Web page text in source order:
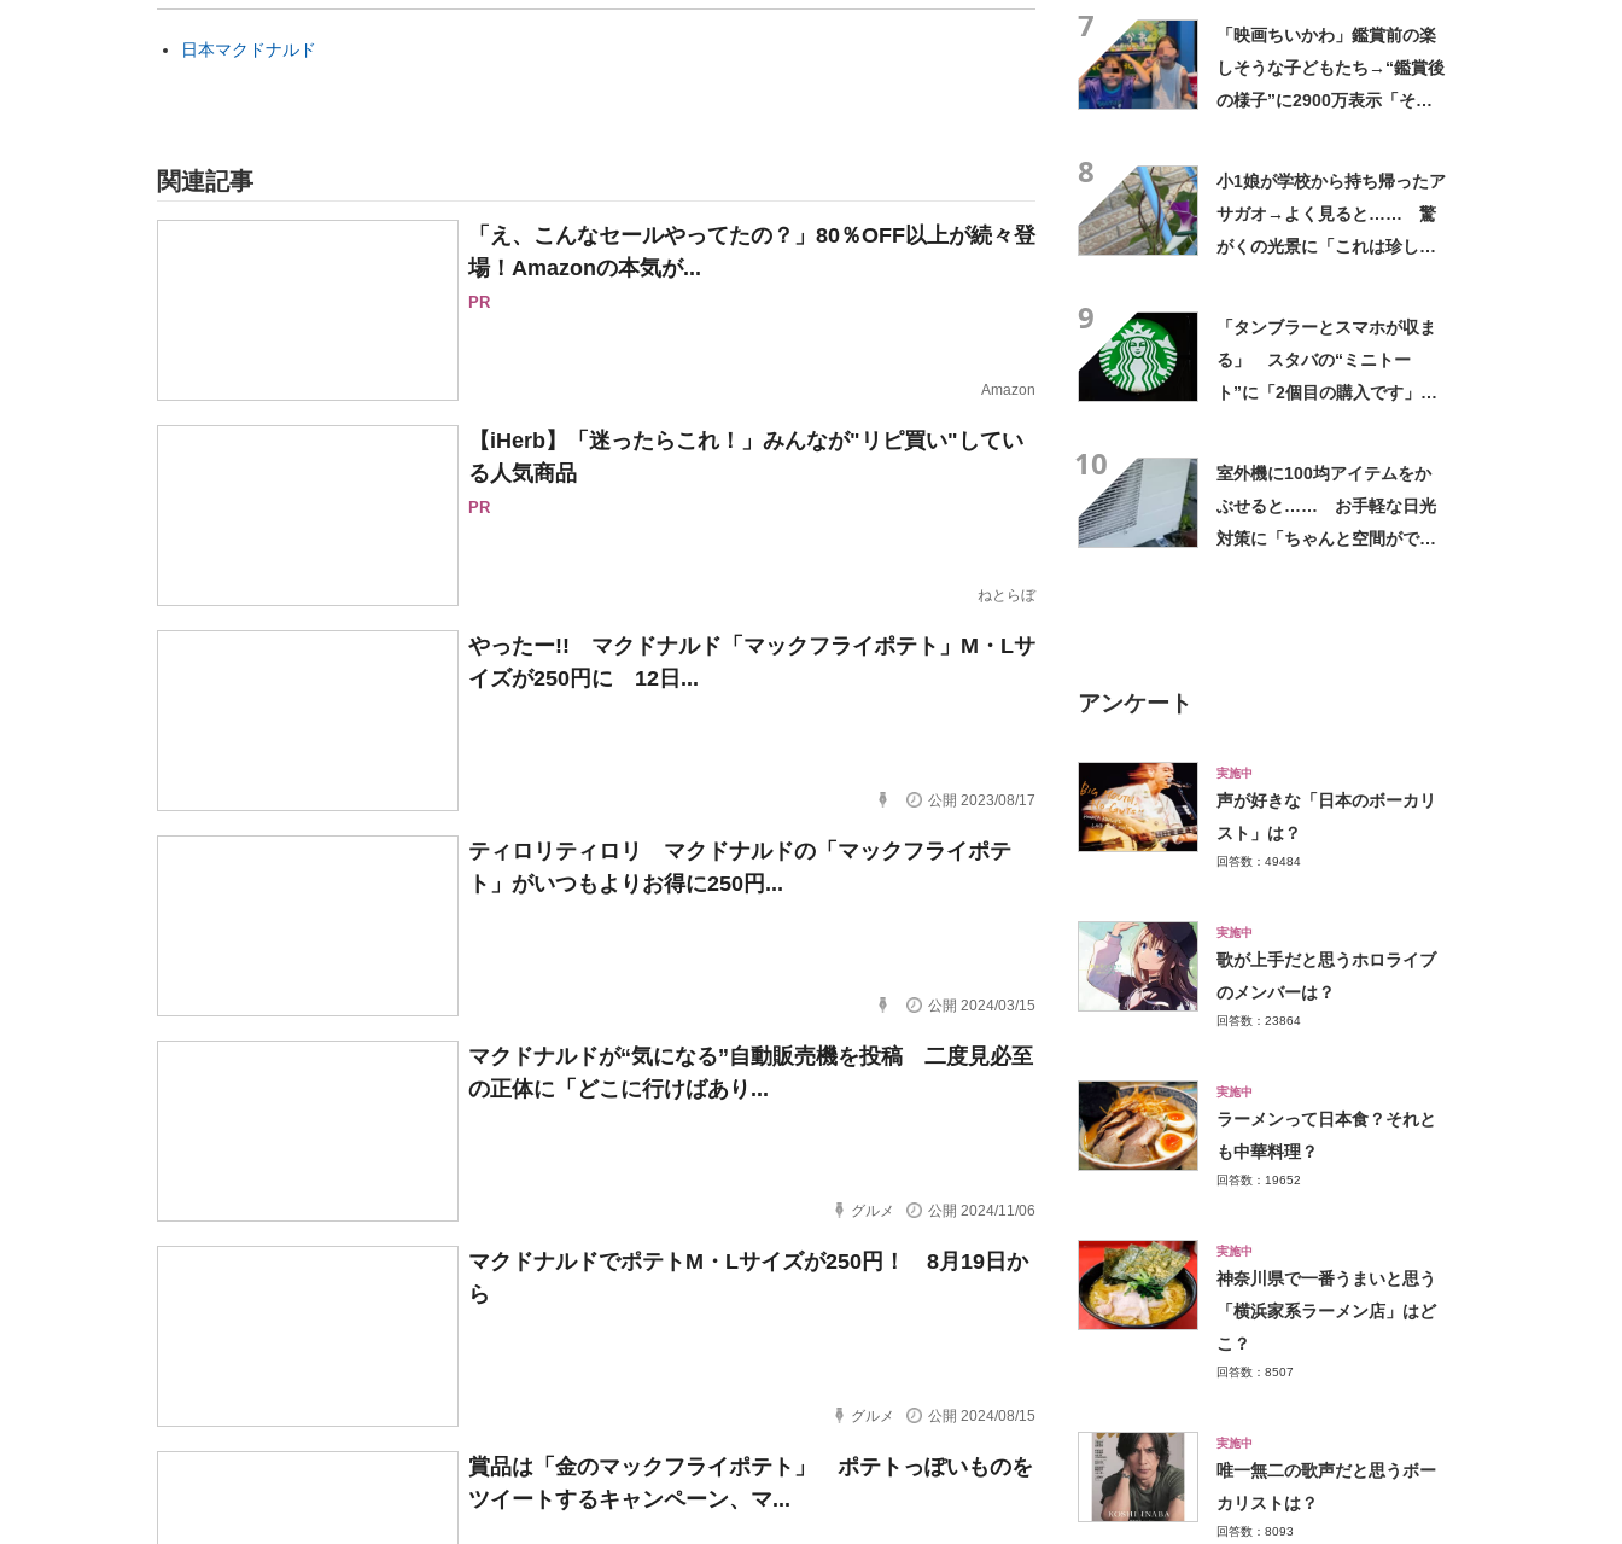
日本マクドナルド
関連記事
「え、こんなセールやってたの？」80％OFF以上が続々登
場！Amazonの本気が...
PR
Amazon
【iHerb】「迷ったらこれ！」みんなが"リピ買い"してい
る人気商品
PR
ねとらぼ
やったー!! マクドナルド「マックフライポテト」M・Lサ
イズが250円に 12日...
公開 2023/08/17
ティロリティロリ マクドナルドの「マックフライポテ
ト」がいつもよりお得に250円...
公開 2024/03/15
マクドナルドが“気になる”自動販売機を投稿 二度見必至
の正体に「どこに行けばあり...
グルメ 公開 2024/11/06
マクドナルドでポテトM・Lサイズが250円！ 8月19日か
ら
グルメ 公開 2024/08/15
賞品は「金のマックフライポテト」 ポテトっぽいものを
ツイートするキャンペーン、マ...
7
「映画ちいかわ」鑑賞前の楽
しそうな子どもたち→“鑑賞後
の様子”に2900万表示「そう
8
小1娘が学校から持ち帰ったア
サガオ→よく見ると…… 驚
がくの光景に「これは珍し
9
「タンブラーとスマホが収ま
る」 スタバの“ミニトー
ト”に「2個目の購入です」
10
室外機に100均アイテムをか
ぶせると…… お手軽な日光
対策に「ちゃんと空間ができ
アンケート
実施中
声が好きな「日本のボーカリ
スト」は？
回答数：49484
実施中
歌が上手だと思うホロライブ
のメンバーは？
回答数：23864
実施中
ラーメンって日本食？それと
も中華料理？
回答数：19652
実施中
神奈川県で一番うまいと思う
「横浜家系ラーメン店」はど
こ？
回答数：8507
実施中
唯一無二の歌声だと思うボー
カリストは？
回答数：8093